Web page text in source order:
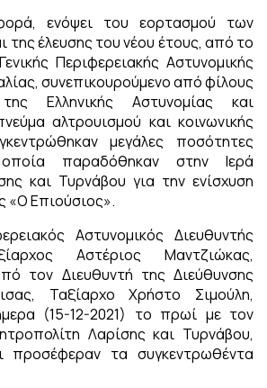
ενόψει του εορτασμού των
της έλευσης του νέου έτους, από το
Περιφερειακής Αστυνομικής
συνεπικουρούμενο από φίλους
Ελληνικής Αστυνομίας και
αλτρουισμού και κοινωνικής
μεγάλες ποσότητες
παραδόθηκαν στην Ιερά
και Τυρνάβου για την ενίσχυση
«Ο Επιούσιος».
Αστυνομικός Διευθυντής
Αστέριος Μαντζιώκας,
τον Διευθυντή της Διεύθυνσης
Ταξίαρχο Χρήστο Σιμούλη,
(15-12-2021) το πρωί με τον
Λαρίσης και Τυρνάβου,
προσέφεραν τα συγκεντρωθέντα